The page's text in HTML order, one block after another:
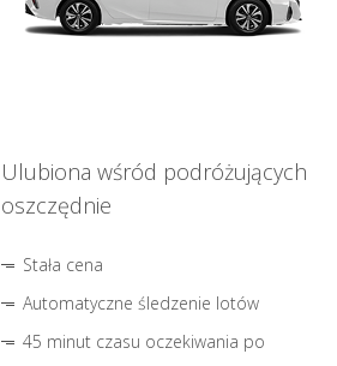
Ulubiona wśród podróżujących
oszczędnie
Stała cena
Automatyczne śledzenie lotów
45 minut czasu oczekiwania po